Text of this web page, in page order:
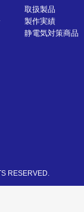
取扱製品
製作実績
静電気対策商品
RESERVED.